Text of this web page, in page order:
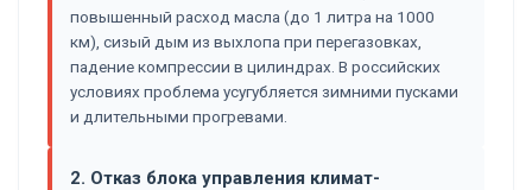
повышенный расход масла (до 1 литра на 1000
км), сизый дым из выхлопа при перегазовках,
падение компрессии в цилиндрах. В российских
условиях проблема усугубляется зимними пусками
и длительными прогревами.
2. Отказ блока управления климат-